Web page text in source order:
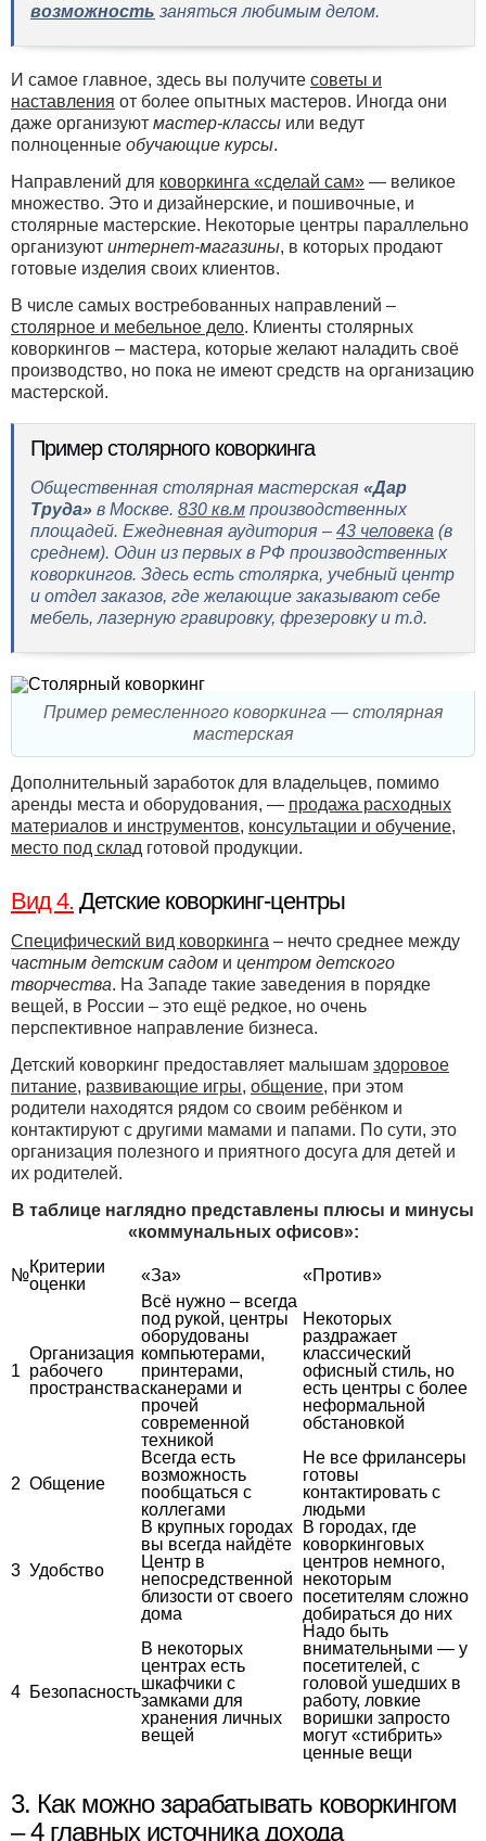
возможность заняться любимым делом.
И самое главное, здесь вы получите советы и
наставления от более опытных мастеров. Иногда они
даже организуют мастер-классы или ведут
полноценные обучающие курсы.
Направлений для коворкинга «сделай сам» — великое
множество. Это и дизайнерские, и пошивочные, и
столярные мастерские. Некоторые центры параллельно
организуют интернет-магазины, в которых продают
готовые изделия своих клиентов.
В числе самых востребованных направлений –
столярное и мебельное дело. Клиенты столярных
коворкингов – мастера, которые желают наладить своё
производство, но пока не имеют средств на организацию
мастерской.
Пример столярного коворкинга
Общественная столярная мастерская «Дар
Труда» в Москве. 830 кв.м производственных
площадей. Ежедневная аудитория – 43 человека (в
среднем). Один из первых в РФ производственных
коворкингов. Здесь есть столярка, учебный центр
и отдел заказов, где желающие заказывают себе
мебель, лазерную гравировку, фрезеровку и т.д.
Пример ремесленного коворкинга — столярная
мастерская
Дополнительный заработок для владельцев, помимо
аренды места и оборудования, — продажа расходных
материалов и инструментов, консультации и обучение,
место под склад готовой продукции.
Вид 4. Детские коворкинг-центры
Специфический вид коворкинга – нечто среднее между
частным детским садом и центром детского
творчества. На Западе такие заведения в порядке
вещей, в России – это ещё редкое, но очень
перспективное направление бизнеса.
Детский коворкинг предоставляет малышам здоровое
питание, развивающие игры, общение, при этом
родители находятся рядом со своим ребёнком и
контактируют с другими мамами и папами. По сути, это
организация полезного и приятного досуга для детей и
их родителей.
В таблице наглядно представлены плюсы и минусы
«коммунальных офисов»:
№Критерии
оценки
«За» «Против»
1
Организация
рабочего
пространства
Всё нужно – всегда
под рукой, центры
оборудованы
компьютерами,
принтерами,
сканерами и
прочей
современной
техникой
Некоторых
раздражает
классический
офисный стиль, но
есть центры с более
неформальной
обстановкой
2 Общение
Всегда есть
возможность
пообщаться с
коллегами
Не все фрилансеры
готовы
контактировать с
людьми
3 Удобство
В крупных городах
вы всегда найдёте
Центр в
непосредственной
близости от своего
дома
В городах, где
коворкинговых
центров немного,
некоторым
посетителям сложно
добираться до них
4 Безопасность
В некоторых
центрах есть
шкафчики с
замками для
хранения личных
вещей
Надо быть
внимательными — у
посетителей, с
головой ушедших в
работу, ловкие
воришки запросто
могут «стибрить»
ценные вещи
3. Как можно зарабатывать коворкингом
– 4 главных источника дохода